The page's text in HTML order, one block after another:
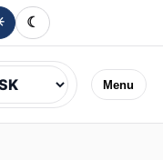
☾
Menu
Jazyk